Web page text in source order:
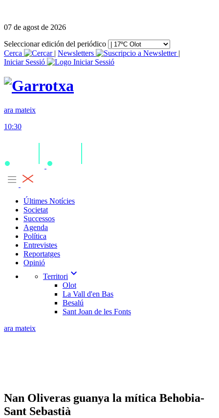
07 de agost de 2026
Seleccionar edición del periódico
Cerca
| Newsletters
|
Iniciar Sessió
ara mateix
10:30
Últimes Notícies
Societat
Successos
Agenda
Política
Entrevistes
Reportatges
Opinió
Territori expand_more
Olot
La Vall d'en Bas
Besalú
Sant Joan de les Fonts
ara mateix
Nan Oliveras guanya la mítica Behobia-
Sant Sebastià